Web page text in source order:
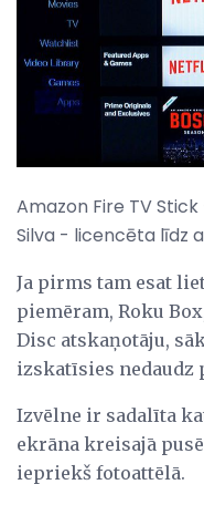
Amazon Fire TV
Silva - licencēta līdz
Ja pirms tam esat
piemēram, Roku
Disc atskaņotāju,
izskatīsies nedaudz
Izvēlne ir sadalīta
ekrāna kreisajā
iepriekš fotoattēlā.